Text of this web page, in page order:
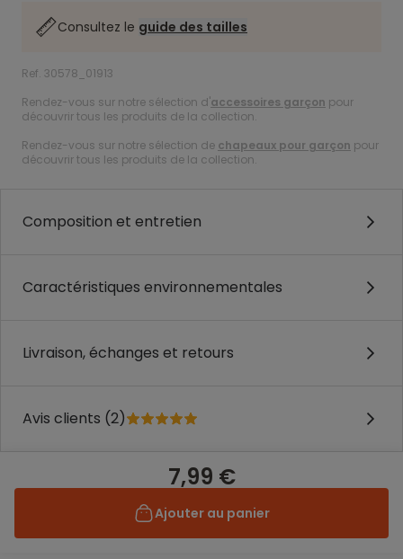
Consultez le guide des tailles
Ref. 30578_01913
Rendez-vous sur notre sélection d'accessoires garçon pour
découvrir tous les produits de la collection.
Rendez-vous sur notre sélection de chapeaux pour garçon pour
découvrir tous les produits de la collection.
Composition et entretien
Caractéristiques environnementales
Livraison, échanges et retours
Avis clients (2)
7,99 €
Ajouter au panier